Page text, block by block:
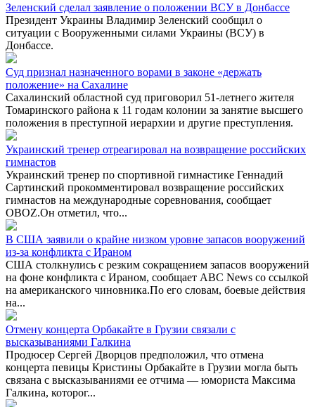
Зеленский сделал заявление о положении ВСУ в Донбассе
Президент Украины Владимир Зеленский сообщил о
ситуации с Вооруженными силами Украины (ВСУ) в
Донбассе.
Суд признал назначенного ворами в законе «держать
положение» на Сахалине
Сахалинский областной суд приговорил 51-летнего жителя
Томаринского района к 11 годам колонии за занятие высшего
положения в преступной иерархии и другие преступления.
Украинский тренер отреагировал на возвращение российских
гимнастов
Украинский тренер по спортивной гимнастике Геннадий
Сартинский прокомментировал возвращение российских
гимнастов на международные соревнования, сообщает
OBOZ.Он отметил, что...
В США заявили о крайне низком уровне запасов вооружений
из-за конфликта с Ираном
США столкнулись с резким сокращением запасов вооружений
на фоне конфликта с Ираном, сообщает ABC News со ссылкой
на американского чиновника.По его словам, боевые действия
на...
Отмену концерта Орбакайте в Грузии связали с
высказываниями Галкина
Продюсер Сергей Дворцов предположил, что отмена
концерта певицы Кристины Орбакайте в Грузии могла быть
связана с высказываниями ее отчима — юмориста Максима
Галкина, которог...